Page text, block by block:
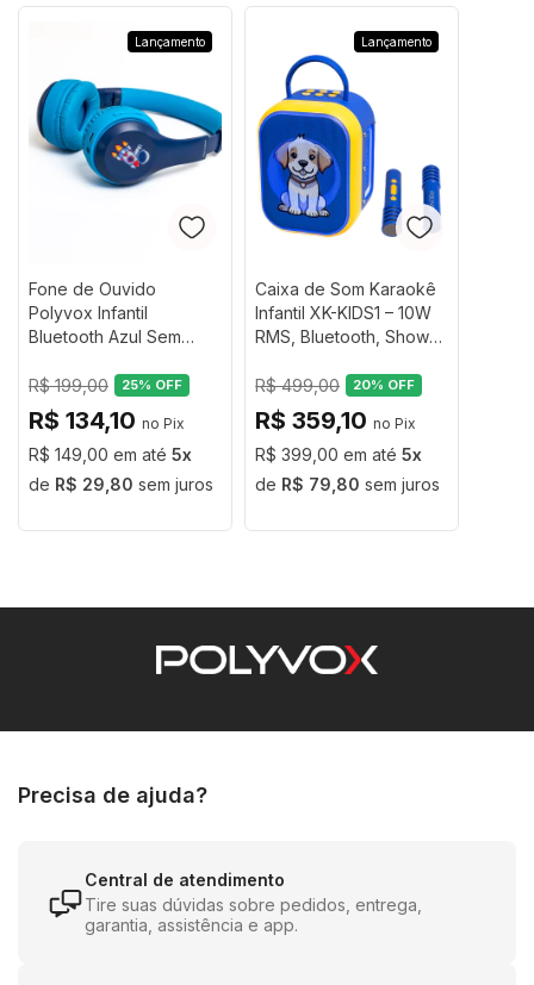
? Fone de Ouvido Infantil
Sem Fio Polyvox XH-KIDS10
/ XH-KIDS12
Ofone de ouvido infantil sem fio Polyvox XH-KIDS10 /
XH-KIDS12foi desenvolvido especialmente para
crianças, unindosegurança auditiva, conforto e
praticidadeno dia a dia. Ideal para aulas online,
viagens, estudos e entretenimento, com design
moderno e cores atrativas. O Fone não possui cloro
limitação de volume em até 85dB, protege a
A conexãoBluetooth 5.4garante emparelhamento
computadores.
Lançamento
Fone de Ouvido
Polyvox Infantil
Bluetooth Azul Sem
bateria
25% OFF
R$ 199,00
R$ 134,10
R$ 149,00
5
R$ 29,80 sem juros
Lançamento
Caixa de Som Karaokê
Infantil XK-KIDS1 – 10W
RMS, Bluetooth, Show
Sem Fio e Efeitos de
Voz
20% OFF
R$ 499,00
R$ 359,10
R$ 399,00
5
R$ 79,80 sem juros
Precisa de ajuda?
Central de atendimento
Tire suas dúvidas sobre pedidos, entrega,
garantia, assistência e app.